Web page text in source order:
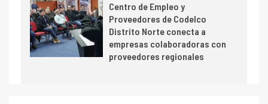
Centro de Empleo y
Proveedores de Codelco
Distrito Norte conecta a
empresas colaboradoras con
proveedores regionales